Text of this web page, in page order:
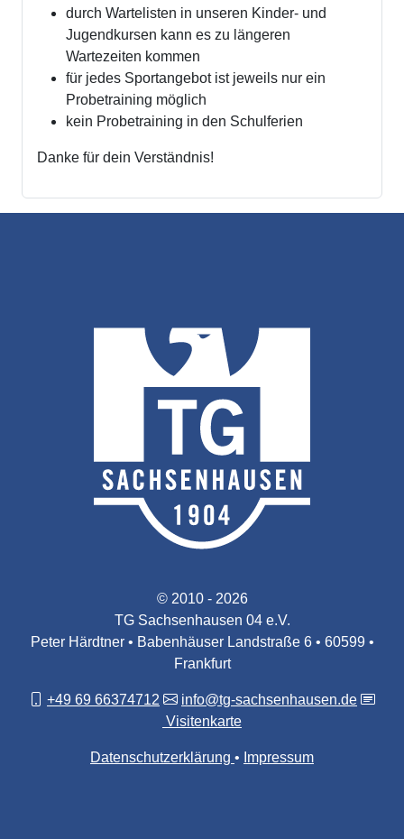
durch Wartelisten in unseren Kinder- und
Jugendkursen kann es zu längeren
Wartezeiten kommen
für jedes Sportangebot ist jeweils nur ein
Probetraining möglich
kein Probetraining in den Schulferien
Danke für dein Verständnis!
© 2010 - 2026
TG Sachsenhausen 04 e.V.
Peter Härdtner • Babenhäuser Landstraße 6 • 60599 •
Frankfurt
+49 69 66374712
info@tg-sachsenhausen.de
Visitenkarte
Datenschutzerklärung Impressum